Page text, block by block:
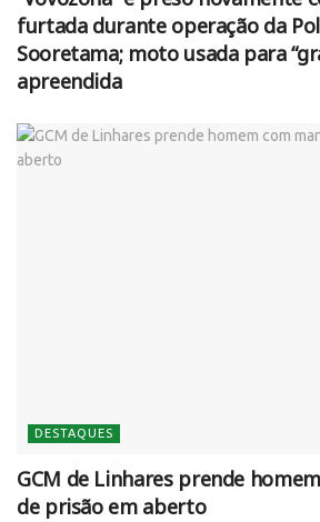
furtada durante operação da
Sooretama; moto usada para
apreendida
DESTAQUES
GCM de Linhares prende
de prisão em aberto